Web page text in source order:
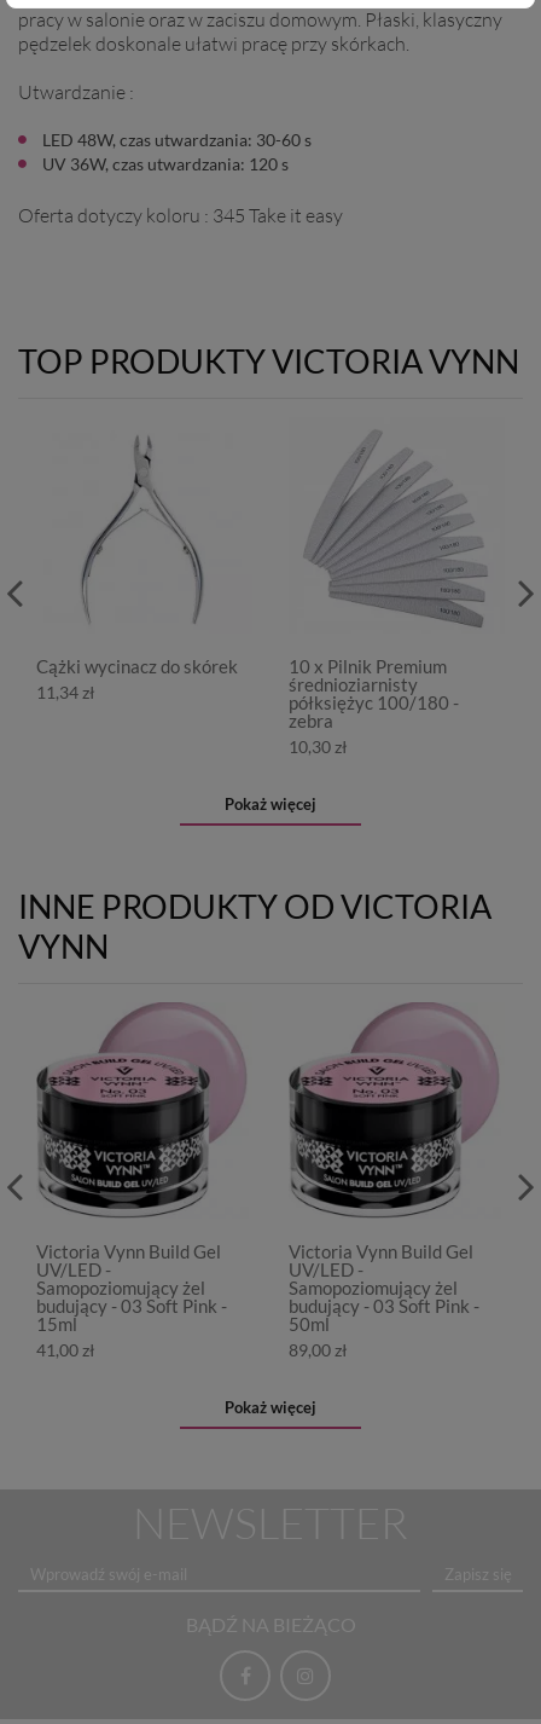
pracy w salonie oraz w zaciszu domowym. Płaski, klasyczny
pędzelek doskonale ułatwi pracę przy skórkach.
Utwardzanie :
LED 48W, czas utwardzania: 30-60 s
UV 36W, czas utwardzania: 120 s
Oferta dotyczy koloru : 345 Take it easy
TOP PRODUKTY VICTORIA VYNN
Cążki wycinacz do skórek
11,34 zł
10 x Pilnik Premium
średnioziarnisty
półksiężyc 100/180 -
zebra
10,30 zł
Pokaż więcej
INNE PRODUKTY OD VICTORIA
VYNN
Victoria Vynn Build Gel
UV/LED -
Samopoziomujący żel
budujący - 03 Soft Pink -
15ml
41,00 zł
Victoria Vynn Build Gel
UV/LED -
Samopoziomujący żel
budujący - 03 Soft Pink -
50ml
89,00 zł
Pokaż więcej
NEWSLETTER
Zapisz się
BĄDŹ NA BIEŻĄCO